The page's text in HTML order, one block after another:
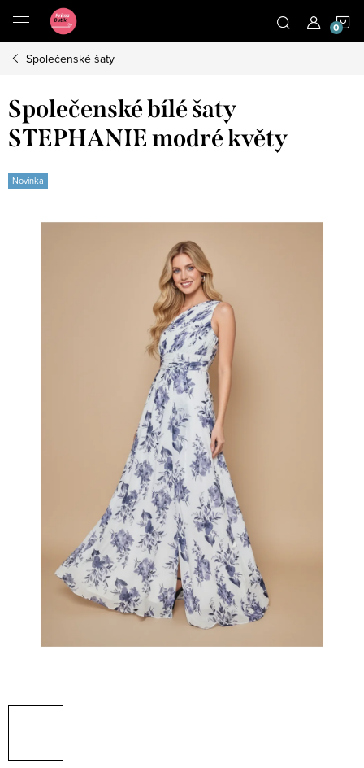
obsah
Společenské šaty
Společenské bílé šaty
STEPHANIE modré květy
Novinka